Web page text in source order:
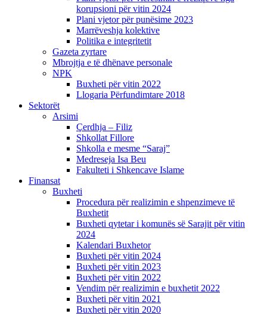
korupsioni për vitin 2024
Plani vjetor për punësime 2023
Marrëveshja kolektive
Politika e integritetit
Gazeta zyrtare
Mbrojtja e të dhënave personale
NPK
Buxheti për vitin 2022
Llogaria Përfundimtare 2018
Sektorët
Arsimi
Çerdhja – Filiz
Shkollat Fillore
Shkolla e mesme “Saraj”
Medreseja Isa Beu
Fakulteti i Shkencave Islame
Finansat
Buxheti
Procedura për realizimin e shpenzimeve të
Buxhetit
Buxheti qytetar i komunës së Sarajit për vitin
2024
Kalendari Buxhetor
Buxheti për vitin 2024
Buxheti për vitin 2023
Buxheti për vitin 2022
Vendim për realizimin e buxhetit 2022
Buxheti për vitin 2021
Buxheti për vitin 2020